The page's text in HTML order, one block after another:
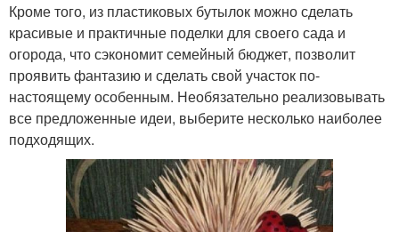
Пистолет из бутылок
Украшения из
пластиковых бутылок
Игрушки из
пластиковых бутылок
Игрушки из
пластиковой бутылки
Кроме того, из пластиковых бутылок можно сделать
красивые и практичные поделки для своего сада и
огорода, что сэкономит семейный бюджет, позволит
проявить фантазию и сделать свой участок по-
настоящему особенным. Необязательно реализовывать
все предложенные идеи, выберите несколько наиболее
подходящих.